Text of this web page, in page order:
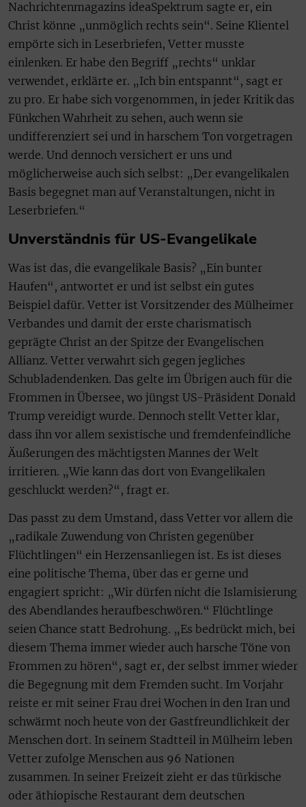
Nachrichtenmagazins ideaSpektrum sagte er, ein
Christ könne „unmöglich rechts sein“. Seine Klientel
empörte sich in Leserbriefen, Vetter musste
einlenken. Er habe den Begriff „rechts“ unklar
verwendet, erklärte er. „Ich bin entspannt“, sagt er
zu pro. Er habe sich vorgenommen, in jeder Kritik das
Fünkchen Wahrheit zu sehen, auch wenn sie
undifferenziert sei und in harschem Ton vorgetragen
werde. Und dennoch versichert er uns und
möglicherweise auch sich selbst: „Der evangelikalen
Basis begegnet man auf Veranstaltungen, nicht in
Leserbriefen.“
Unverständnis für US-Evangelikale
Was ist das, die evangelikale Basis? „Ein bunter
Haufen“, antwortet er und ist selbst ein gutes
Beispiel dafür. Vetter ist Vorsitzender des Mülheimer
Verbandes und damit der erste charismatisch
geprägte Christ an der Spitze der Evangelischen
Allianz. Vetter verwahrt sich gegen jegliches
Schubladendenken. Das gelte im Übrigen auch für die
Frommen in Übersee, wo jüngst US-Präsident Donald
Trump vereidigt wurde. Dennoch stellt Vetter klar,
dass ihn vor allem sexistische und fremdenfeindliche
Äußerungen des mächtigsten Mannes der Welt
irritieren. „Wie kann das dort von Evangelikalen
geschluckt werden?“, fragt er.
Das passt zu dem Umstand, dass Vetter vor allem die
„radikale Zuwendung von Christen gegenüber
Flüchtlingen“ ein Herzensanliegen ist. Es ist dieses
eine politische Thema, über das er gerne und
engagiert spricht: „Wir dürfen nicht die Islamisierung
des Abendlandes heraufbeschwören.“ Flüchtlinge
seien Chance statt Bedrohung. „Es bedrückt mich, bei
diesem Thema immer wieder auch harsche Töne von
Frommen zu hören“, sagt er, der selbst immer wieder
die Begegnung mit dem Fremden sucht. Im Vorjahr
reiste er mit seiner Frau drei Wochen in den Iran und
schwärmt noch heute von der Gastfreundlichkeit der
Menschen dort. In seinem Stadtteil in Mülheim leben
Vetter zufolge Menschen aus 96 Nationen
zusammen. In seiner Freizeit zieht er das türkische
oder äthiopische Restaurant dem deutschen